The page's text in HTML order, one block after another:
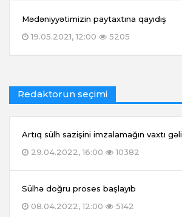
Mədəniyyətimizin paytaxtına qayıdış
19.05.2021, 12:00
5205
Redaktorun seçimi
Artıq sülh sazişini imzalamağın vaxtı
29.04.2022, 16:00
10382
Sülhə doğru proses başlayıb
08.04.2022, 12:00
5142